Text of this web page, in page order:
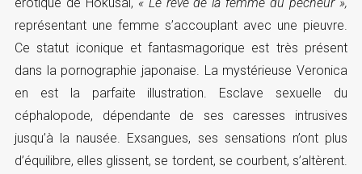
représentant une femme s’accouplant avec une pieuvre.
Ce statut iconique et fantasmagorique est très présent
dans la pornographie japonaise. La mystérieuse Veronica
en est la parfaite illustration. Esclave sexuelle du
céphalopode, dépendante de ses caresses intrusives
jusqu’à la nausée. Exsangues, ses sensations n’ont plus
d’équilibre, elles glissent, se tordent, se courbent, s’altèrent.